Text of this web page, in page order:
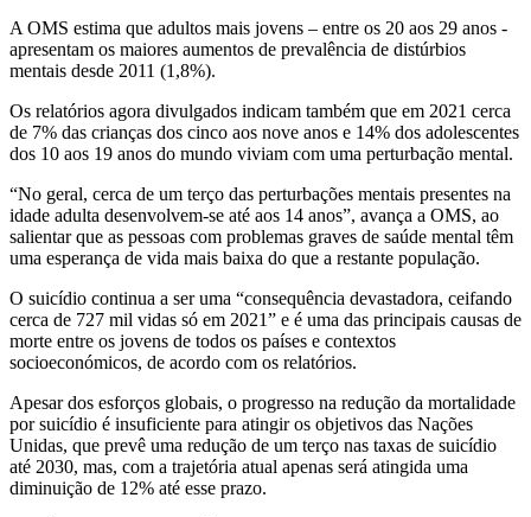
A OMS estima que adultos mais jovens – entre os 20 aos 29 anos -
apresentam os maiores aumentos de prevalência de distúrbios
mentais desde 2011 (1,8%).
Os relatórios agora divulgados indicam também que em 2021 cerca
de 7% das crianças dos cinco aos nove anos e 14% dos adolescentes
dos 10 aos 19 anos do mundo viviam com uma perturbação mental.
“No geral, cerca de um terço das perturbações mentais presentes na
idade adulta desenvolvem-se até aos 14 anos”, avança a OMS, ao
salientar que as pessoas com problemas graves de saúde mental têm
uma esperança de vida mais baixa do que a restante população.
O suicídio continua a ser uma “consequência devastadora, ceifando
cerca de 727 mil vidas só em 2021” e é uma das principais causas de
morte entre os jovens de todos os países e contextos
socioeconómicos, de acordo com os relatórios.
Apesar dos esforços globais, o progresso na redução da mortalidade
por suicídio é insuficiente para atingir os objetivos das Nações
Unidas, que prevê uma redução de um terço nas taxas de suicídio
até 2030, mas, com a trajetória atual apenas será atingida uma
diminuição de 12% até esse prazo.